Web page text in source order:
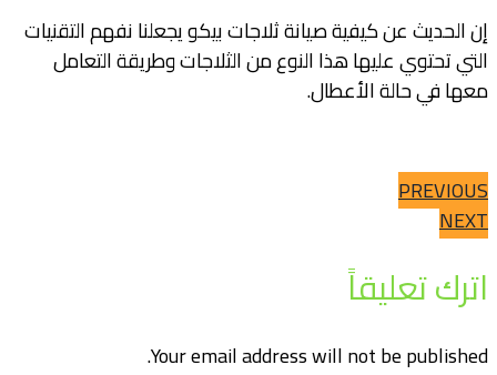
إن الحديث عن كيفية صيانة ثلاجات بيكو يجعلنا نفهم التقنيات
التي تحتوي عليها هذا النوع من الثلاجات وطريقة التعامل
معها في حالة الأعطال.
PREVIOUS
NEXT
اترك تعليقاً
Your email address will not be published.